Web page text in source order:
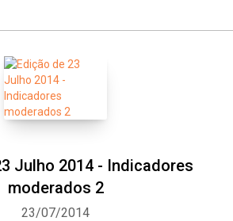
Julho 2014 - Indicadores
moderados 2
23/07/2014